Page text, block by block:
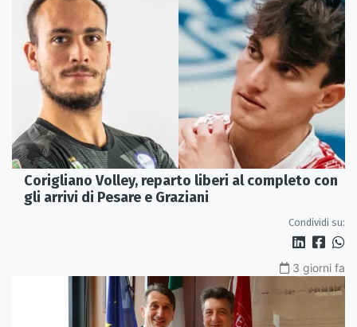
Corigliano Volley, reparto liberi al completo con
gli arrivi di Pesare e Graziani
Condividi su:
3 giorni fa